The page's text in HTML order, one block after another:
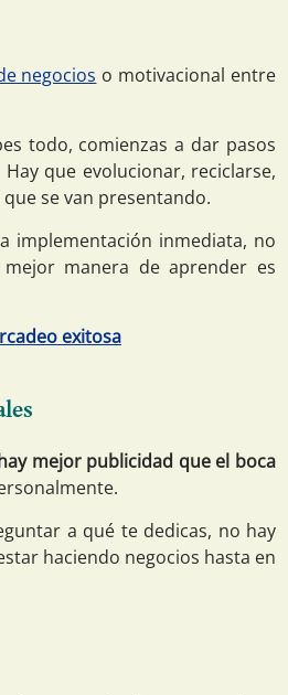
negocios o motivacional entre
todo, comienzas a dar pasos
que evolucionar, reciclarse,
se van presentando.
implementación inmediata, no
manera de aprender es
exitosa
mejor publicidad que el boca
a qué te dedicas, no hay
haciendo negocios hasta en